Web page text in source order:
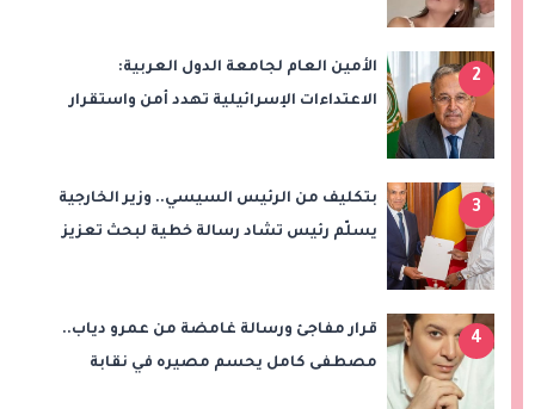
2
الأمين العام لجامعة الدول العربية:
الاعتداءات الإسرائيلية تهدد أمن واستقرار
3
بتكليف من الرئيس السيسي.. وزير الخارجية
يسلّم رئيس تشاد رسالة خطية لبحث تعزيز
4
قرار مفاجئ ورسالة غامضة من عمرو دياب..
مصطفى كامل يحسم مصيره في نقابة